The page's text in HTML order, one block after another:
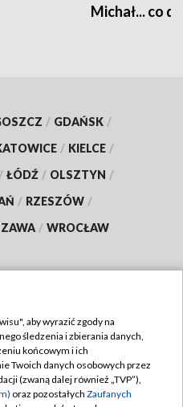
Michał... co
/ GDAŃSK /
/ KIELCE /
/ ŁÓDŹ / OLSZTYN /
/ RZESZÓW /
/ WROCŁAW
TVP
aby wyrazić zgody na
śledzenia i zbierania danych,
końcowym i ich
Twoich danych osobowych przez
(zwaną dalej również „TVP”),
oraz pozostałych Zaufanych